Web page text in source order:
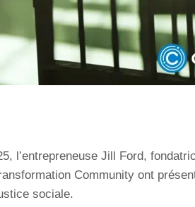
l’entrepreneuse Jill Ford,
Community ont
sociale.